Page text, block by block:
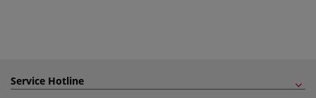
Service Hotline